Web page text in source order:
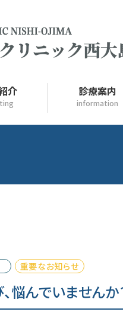
介 診療案内
information
重要なお知らせ
悩んでいませんか